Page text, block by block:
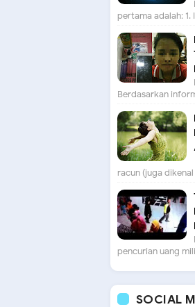
pertama adalah: 1.
Berdasarkan
racun (juga
pencurian uang
SOCIAL